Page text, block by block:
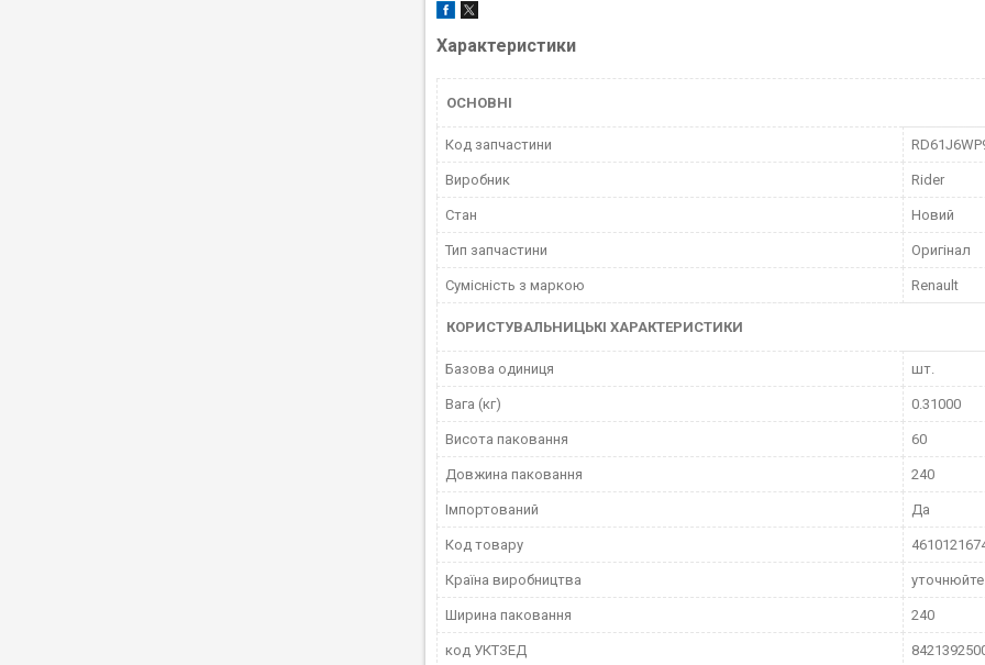
Характеристики
ОСНОВНІ
Код запчастини
Виробник Rider
Стан Новий
Тип запчастини Оригінал
Сумісність з маркою Renault
КОРИСТУВАЛЬНИЦЬКІ ХАРАКТЕРИСТИКИ
Базова одиниця шт.
Вага (кг) 0.31000
Висота паковання 60
Довжина паковання 240
Імпортований Да
Код товару
Країна виробництва уточнюйте
Ширина паковання 240
код УКТЗЕД